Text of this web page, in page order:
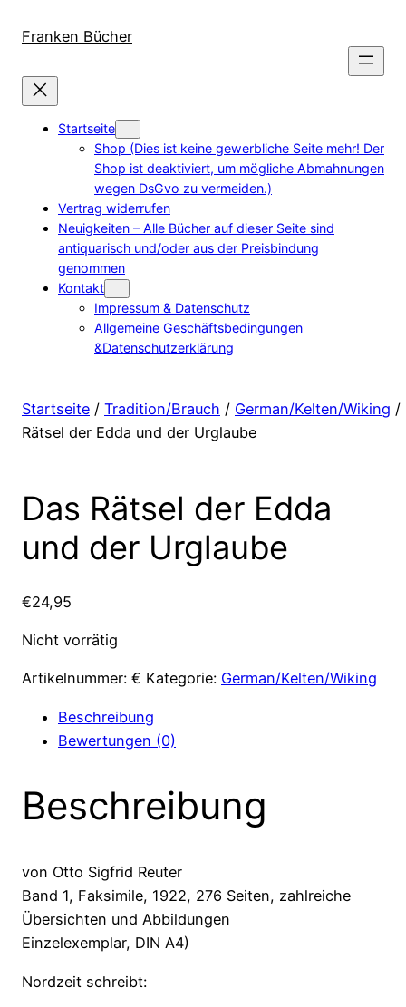
zum
wechseln
Franken Bücher
Startseite
Shop (Dies ist keine gewerbliche Seite mehr! Der
Shop ist deaktiviert, um mögliche Abmahnungen
wegen DsGvo zu vermeiden.)
Vertrag widerrufen
Neuigkeiten – Alle Bücher auf dieser Seite sind
antiquarisch und/oder aus der Preisbindung
genommen
Kontakt
Impressum & Datenschutz
Allgemeine Geschäftsbedingungen
&Datenschutzerklärung
Startseite / Tradition/Brauch / German/Kelten/Wiking /
Rätsel der Edda und der Urglaube
Das Rätsel der Edda
und der Urglaube
€24,95
Nicht vorrätig
Artikelnummer: € Kategorie: German/Kelten/Wiking
Beschreibung
Bewertungen (0)
Beschreibung
von Otto Sigfrid Reuter
Band 1, Faksimile, 1922, 276 Seiten, zahlreiche
Übersichten und Abbildungen
Einzelexemplar, DIN A4)
Nordzeit schreibt: